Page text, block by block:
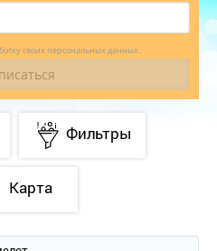
своих персональных данных.
Фильтры
Карта